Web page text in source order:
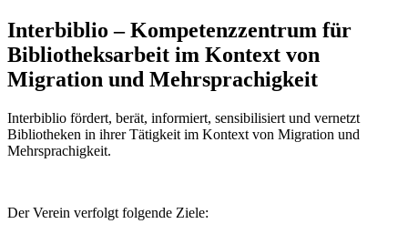
Interbiblio – Kompetenzzentrum für
Bibliotheksarbeit im Kontext von
Migration und Mehrsprachigkeit
Interbiblio fördert, berät, informiert, sensibilisiert und vernetzt
Bibliotheken in ihrer Tätigkeit im Kontext von Migration und
Mehrsprachigkeit.
Der Verein verfolgt folgende Ziele: